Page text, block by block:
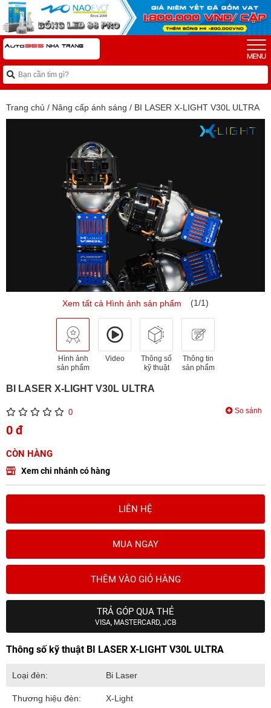
Trang chủ / Nâng cấp ánh sáng / BI LASER X-LIGHT V30L ULTRA
Xem tất cả Hình ảnh sản phẩm (1/1)
Hình ảnh
sản phẩm
Video
Thông số
kỹ thuật
Thông tin
sản phẩm
BI LASER X-LIGHT V30L ULTRA
0 So sánh
0 đ
CÒN HÀNG
Xem chi nhánh có hàng
LIÊN HỆ
MUA NGAY
THÊM VÀO GIỎ HÀNG
TRẢ GÓP QUA THẺ
VISA, MASTERCARD, JCB
Thông số kỹ thuật BI LASER X-LIGHT V30L ULTRA
Loại đèn: Bi Laser
Thương hiệu đèn: X-Light